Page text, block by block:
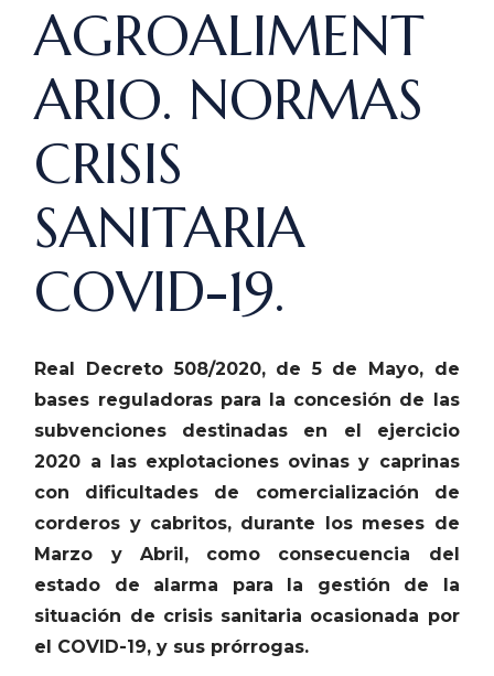
AGROALIMENT
ARIO. NORMAS
CRISIS
SANITARIA
COVID-19.
Real Decreto 508/2020, de 5 de Mayo, de
bases reguladoras para la concesión de las
subvenciones destinadas en el ejercicio
2020 a las explotaciones ovinas y caprinas
con dificultades de comercialización de
corderos y cabritos, durante los meses de
Marzo y Abril, como consecuencia del
estado de alarma para la gestión de la
situación de crisis sanitaria ocasionada por
el COVID-19, y sus prórrogas.